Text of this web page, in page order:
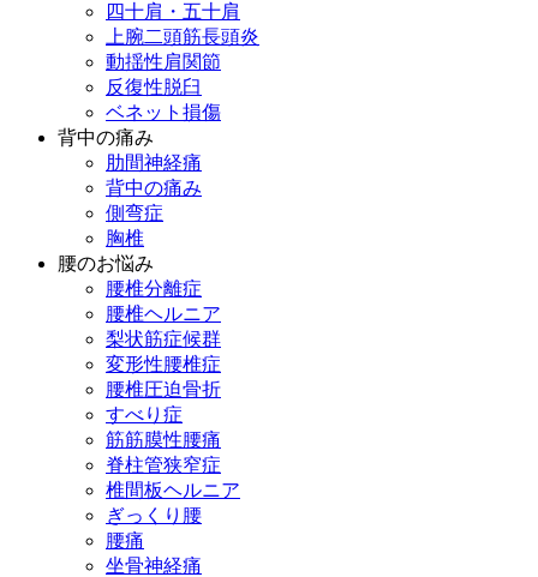
四十肩・五十肩
上腕二頭筋長頭炎
動揺性肩関節
反復性脱臼
ベネット損傷
背中の痛み
肋間神経痛
背中の痛み
側弯症
胸椎
腰のお悩み
腰椎分離症
腰椎ヘルニア
梨状筋症候群
変形性腰椎症
腰椎圧迫骨折
すべり症
筋筋膜性腰痛
脊柱管狭窄症
椎間板ヘルニア
ぎっくり腰
腰痛
坐骨神経痛